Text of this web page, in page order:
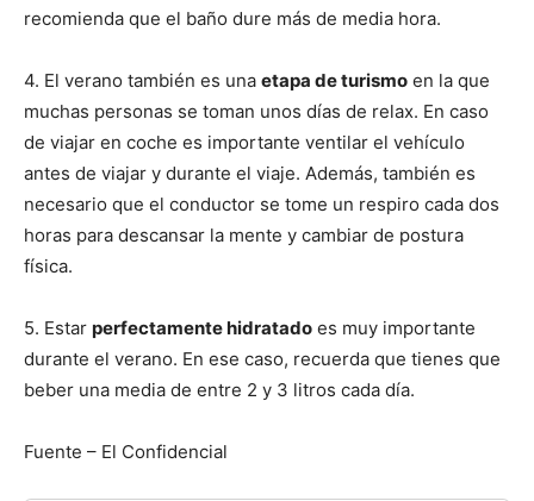
recomienda que el baño dure más de media hora.
4. El verano también es una etapa de turismo en la que
muchas personas se toman unos días de relax. En caso
de viajar en coche es importante ventilar el vehículo
antes de viajar y durante el viaje. Además, también es
necesario que el conductor se tome un respiro cada dos
horas para descansar la mente y cambiar de postura
física.
5. Estar perfectamente hidratado es muy importante
durante el verano. En ese caso, recuerda que tienes que
beber una media de entre 2 y 3 litros cada día.
Fuente – El Confidencial